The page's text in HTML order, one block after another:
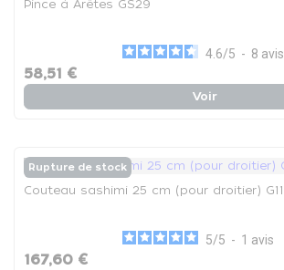
Pince à Arêtes GS29
4.6/5 - 8 avis
58,51 €
Voir
Rupture de stock
Couteau sashimi 25 cm (pour droitier) G11
5/5 - 1 avis
167,60 €